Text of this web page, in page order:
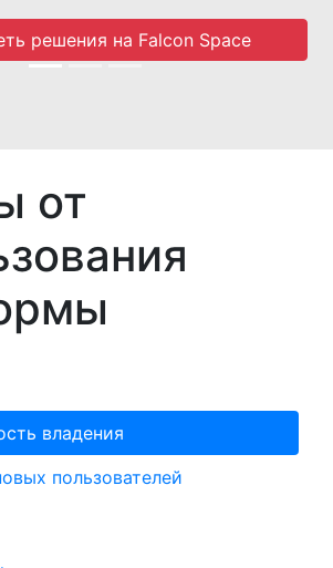
решения на Falcon Space
от
владения
пользователей